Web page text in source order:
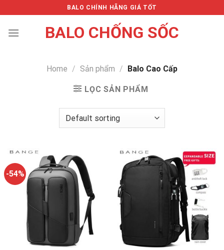
to
content
BALO CHÍNH HÃNG GIÁ TỐT
BALO CHỐNG SỐC
Home / Sản phẩm / Balo Cao Cấp
LỌC SẢN PHẨM
-54%